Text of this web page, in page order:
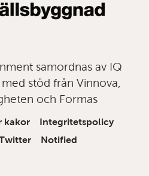
samordnas av IQ
stöd från Vinnova,
och Formas
kakor
Integritetspolicy
Notified